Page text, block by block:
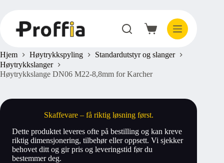
innholdet
Handlekurv
Hjem Høytrykkspyling
Standardutstyr og slanger
Høytrykkslanger
Høytrykkslange DN06 M22-8,8mm for Karcher
Skaffevare – få riktig løsning først.
Dette produktet leveres ofte på bestilling og kan kreve
riktig dimensjonering, tilbehør eller oppsett. Vi sjekker
behovet ditt og gir pris og leveringstid før du
bestemmer deg.